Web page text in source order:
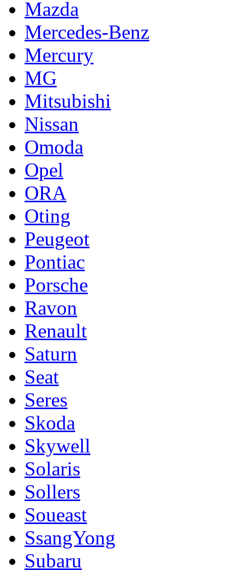
Mazda
Mercedes-Benz
Mercury
MG
Mitsubishi
Nissan
Omoda
Opel
ORA
Oting
Peugeot
Pontiac
Porsche
Ravon
Renault
Saturn
Seat
Seres
Skoda
Skywell
Solaris
Sollers
Soueast
SsangYong
Subaru